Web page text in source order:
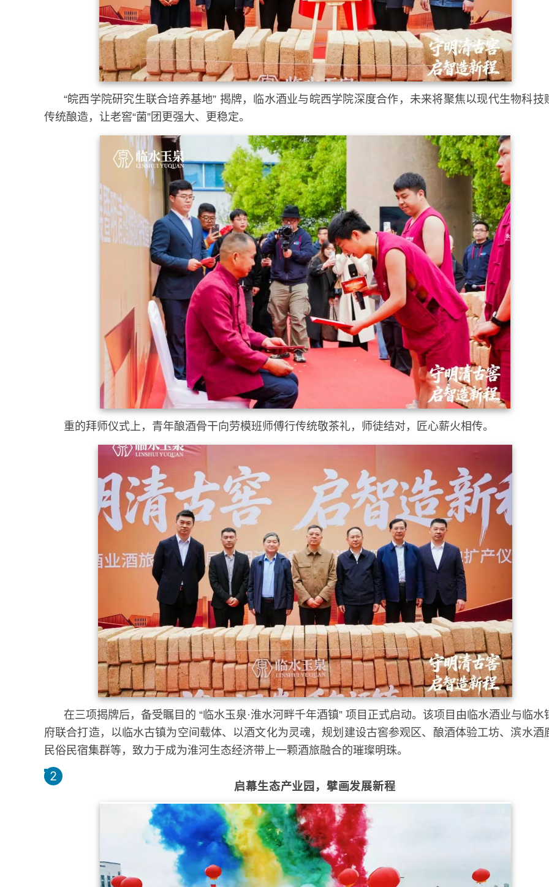
“皖西学院研究生联合培养基地” 揭牌，临水酒业与皖西学院深度合作，未来将聚焦以现代生物科技
传统酿造，让老窖“菌”团更强大、更稳定。
重的拜师仪式上，青年酿酒骨干向劳模班师傅行传统敬茶礼，师徒结对，匠心薪火相传。
在三项揭牌后，备受瞩目的 “临水玉泉·淮水河畔千年酒镇” 项目正式启动。该项目由临水酒业与临水
府联合打造，以临水古镇为空间载体、以酒文化为灵魂，规划建设古窖参观区、酿酒体验工坊、滨水酒
民俗民宿集群等，致力于成为淮河生态经济带上一颗酒旅融合的璀璨明珠。
1 2
启幕生态产业园，擘画发展新程